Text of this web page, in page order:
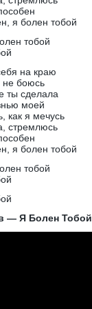
я болен тобой
тобой
на краю
не боюсь
ты сделала
моей
как я мечусь
стремлюсь
я болен тобой
тобой
— Я Болен Тобой